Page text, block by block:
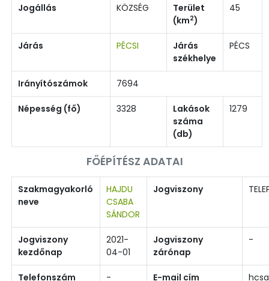
Jogállás KÖZSÉG
Terület
(km2)
45
Járás PÉCSI
Járás
székhelye
PÉCS
Irányítószámok 7694
Népesség (fő) 3328
Lakások
száma
(db)
1279
FŐÉPÍTÉSZ ADATAI
Szakmagyakorló
neve
HAJDU
CSABA
SÁNDOR
Jogviszony
Jogviszony
kezdőnap
2021-
04-01
Jogviszony
zárónap
-
Telefonszám - E-mail cím